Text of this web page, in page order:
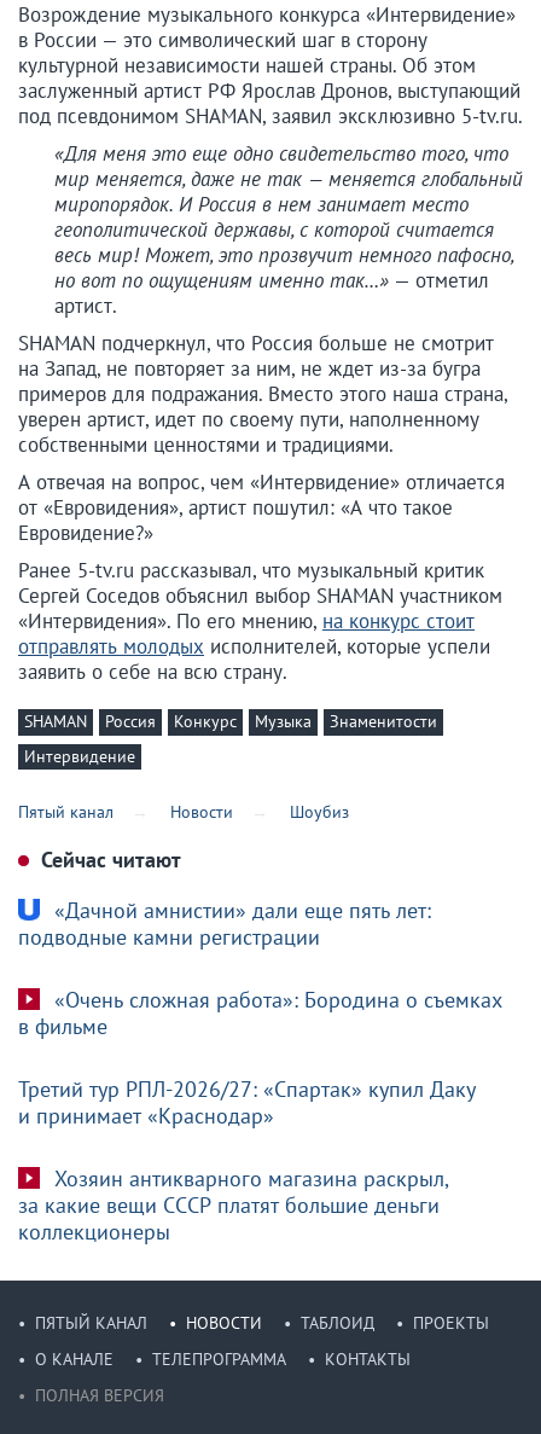
Возрождение музыкального конкурса «Интервидение»
в России — это символический шаг в сторону
культурной независимости нашей страны. Об этом
заслуженный артист РФ Ярослав Дронов, выступающий
под псевдонимом SHAMAN, заявил эксклюзивно 5-tv.ru.
«Для меня это еще одно свидетельство того, что
мир меняется, даже не так — меняется глобальный
миропорядок. И Россия в нем занимает место
геополитической державы, с которой считается
весь мир! Может, это прозвучит немного пафосно,
но вот по ощущениям именно так…» — отметил
артист.
SHAMAN подчеркнул, что Россия больше не смотрит
на Запад, не повторяет за ним, не ждет из-за бугра
примеров для подражания. Вместо этого наша страна,
уверен артист, идет по своему пути, наполненному
собственными ценностями и традициями.
А отвечая на вопрос, чем «Интервидение» отличается
от «Евровидения», артист пошутил: «А что такое
Евровидение?»
Ранее 5-tv.ru рассказывал, что музыкальный критик
Сергей Соседов объяснил выбор SHAMAN участником
«Интервидения». По его мнению, на конкурс стоит
отправлять молодых исполнителей, которые успели
заявить о себе на всю страну.
SHAMAN Россия Конкурс Музыка
Знаменитости
Интервидение
Пятый канал Новости Шоубиз
Сейчас читают
«Дачной амнистии» дали еще пять лет:
подводные камни регистрации
«Очень сложная работа»: Бородина о съемках
в фильме
Третий тур РПЛ-2026/27: «Спартак» купил Даку
и принимает «Краснодар»
Хозяин антикварного магазина раскрыл,
за какие вещи СССР платят большие деньги
коллекционеры
ПЯТЫЙ КАНАЛ НОВОСТИ ТАБЛОИД
ПРОЕКТЫ
О КАНАЛЕ
ТЕЛЕПРОГРАММА
КОНТАКТЫ
ПОЛНАЯ ВЕРСИЯ